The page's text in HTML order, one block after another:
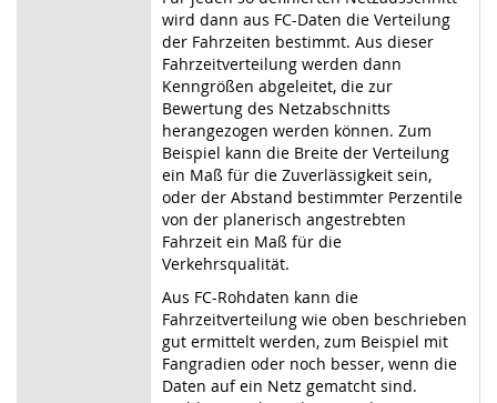
wird dann aus FC-Daten die Verteilung
der Fahrzeiten bestimmt. Aus dieser
Fahrzeitverteilung werden dann
Kenngrößen abgeleitet, die zur
Bewertung des Netzabschnitts
herangezogen werden können. Zum
Beispiel kann die Breite der Verteilung
ein Maß für die Zuverlässigkeit sein,
oder der Abstand bestimmter Perzentile
von der planerisch angestrebten
Fahrzeit ein Maß für die
Verkehrsqualität.
Aus FC-Rohdaten kann die
Fahrzeitverteilung wie oben beschrieben
gut ermittelt werden, zum Beispiel mit
Fangradien oder noch besser, wenn die
Daten auf ein Netz gematcht sind.